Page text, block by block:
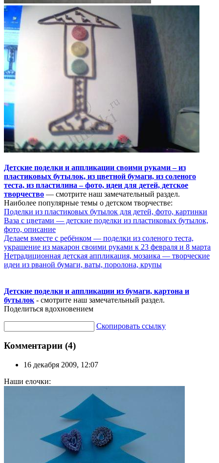
Детские поделки и аппликации своими руками – из
пластиковых бутылок, из цветной бумаги, из соленого
теста, из пластилина – фото, идеи для детей, детское
творчество — смотрите наш замечательный раздел.
Наиболее популярные темы о детском творчестве:
Поделки из пластиковых бутылок для детей, фото, картинки
Ваза с цветами — детские поделки из пластиковых бутылок,
фото, описание
Делаем вместе с ребёнком — поделки из соленого теста,
украшение из макарон своими руками к 23 февраля и 8 марта
Нетрадиционная детская аппликация, мозаика — творческие
идеи из рваной бумаги, ваты, поролона, крупы
Детские поделки и аппликации из бумаги, картона и
бутылок - смотрите наш замечательный раздел.
Поделиться вдохновением
Скопировать ссылку
Комментарии (4)
16 декабря 2009, 12:07
Наши елочки: